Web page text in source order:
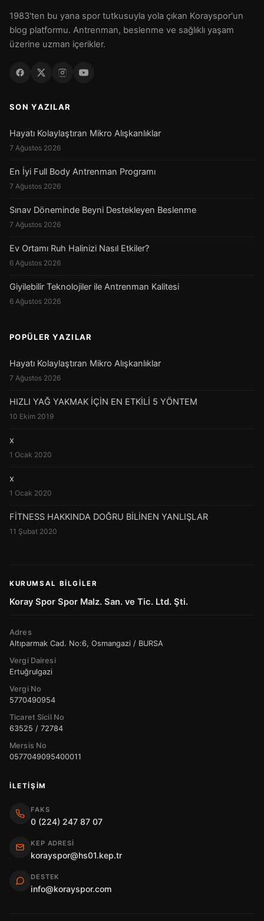
1983'ten bu yana spor tutkusuyla yola çıkan Korayspor'un
blog platformu. Antrenman, beslenme ve sağlıklı yaşam
üzerine uzman içerikler.
SON YAZILAR
Hayatı Kolaylaştıran Mikro Alışkanlıklar
7 Ağustos 2026
En İyi Full Body Antrenman Programı
7 Ağustos 2026
Sınav Döneminde Beyni Destekleyen Beslenme
7 Ağustos 2026
Ev Ortamı Ruh Halinizi Nasıl Etkiler?
6 Ağustos 2026
Giyilebilir Teknolojiler ile Antrenman Kalitesi
6 Ağustos 2026
POPÜLER YAZILAR
Hayatı Kolaylaştıran Mikro Alışkanlıklar
7 Ağustos 2026
HIZLI YAĞ YAKMAK İÇİN EN ETKİLİ 5 YÖNTEM
10 Ekim 2019
x
1 Ocak 2020
x
1 Ocak 2020
FİTNESS HAKKINDA DOĞRU BİLİNEN YANLIŞLAR
11 Şubat 2020
KURUMSAL BILGILER
Koray Spor Spor Malz. San. ve Tic. Ltd. Şti.
Adres
Altıparmak Cad. No:6, Osmangazi / BURSA
Vergi Dairesi
Ertuğrulgazi
Vergi No
5770490954
Ticaret Sicil No
63525 / 72784
Mersis No
0577049095400011
İLETIŞIM
FAKS
0 (224) 247 87 07
KEP ADRESI
korayspor@hs01.kep.tr
DESTEK
info@korayspor.com